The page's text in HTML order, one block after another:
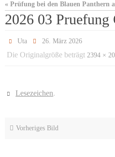
« Prüfung bei den Blauen Panthern
2026 03 Pruefung
Uta 26. März 2026
Die Originalgröße beträgt 2394 ×
Lesezeichen.
Vorheriges Bild